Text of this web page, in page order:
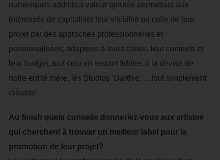
numériques additifs à valeur ajoutée permettant aux
intéressés de capitaliser leur visibilité ou celle de leur
projet par des approches professionnelles et
personnalisées, adaptées à leurs cibles, leur contexte et
leur budget, tout cela en restant fidèles à la devise de
notre entité mère, les Studios ‘Darthie: …tout simplement
créatifs!
Au finish quels conseils donneriez-vous aux artistes
qui cherchent à trouver un meilleur label pour la
promotion de leur projet?